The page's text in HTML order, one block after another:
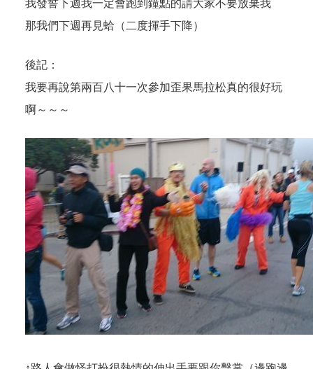
我發誓下週我一定會跑到鐘點的請大家不要放棄我
那我們下週再見蛤（二度揮手下降）
後記：
我要再說第兩百八十一次參加歪果馬拉松真的很好玩
啊～～～